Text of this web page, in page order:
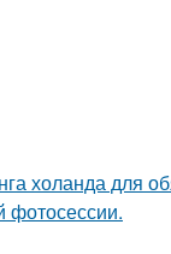
холанда для
фотосессии.